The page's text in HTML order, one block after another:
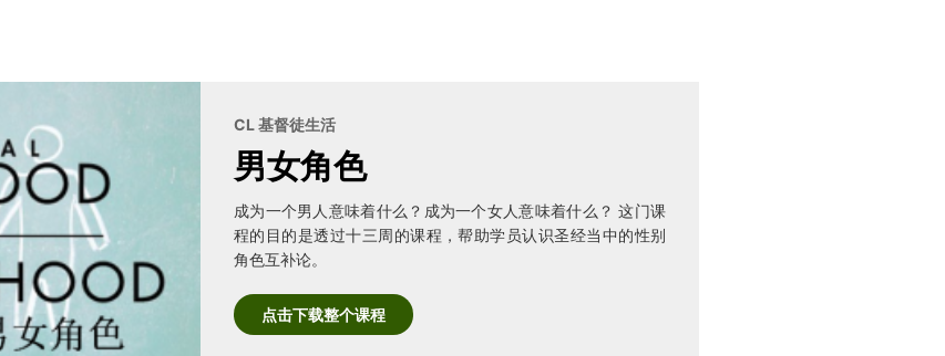
CL 基督徒生活
男女角色
成为一个男人意味着什么？成为一个女人意味着什么？ 这门课
程的目的是透过十三周的课程，帮助学员认识圣经当中的性别
角色互补论。
点击下载整个课程